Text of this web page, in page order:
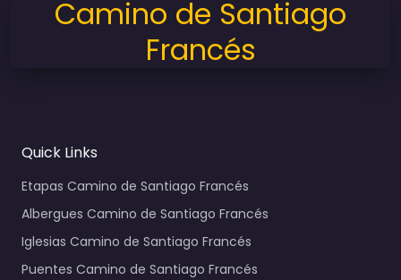
Camino de Santiago
Francés
Quick Links
Etapas Camino de Santiago Francés
Albergues Camino de Santiago Francés
Iglesias Camino de Santiago Francés
Puentes Camino de Santiago Francés